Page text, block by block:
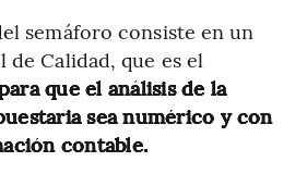
semáforo consiste en un
de Calidad, que es el
que el análisis de la
sea numérico y con
contable.